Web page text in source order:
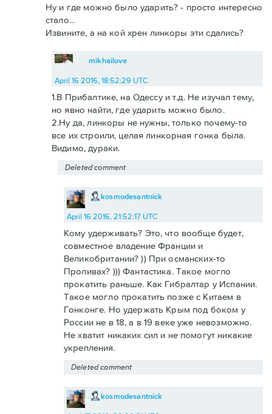
Ну и где можно было ударить? - просто интересно
стало...
Извините, а на кой хрен линкоры эти сдались?
mikhailove
April 16 2016, 18:52:29 UTC
1.В Прибалтике, на Одессу и т.д. Не изучал тему,
но явно найти, где ударить можно было.
2.Ну да, линкоры не нужны, только почему-то
все их строили, целая линкорная гонка была.
Видимо, дураки.
Deleted comment
kosmodesantnick
April 16 2016, 21:52:17 UTC
Кому удерживать? Это, что вообще будет,
совместное владение Франции и
Великобритании? )) При османских-то
Проливах? ))) Фантастика. Такое могло
прокатить раньше. Как Гибралтар у Испании.
Такое могло прокатить позже с Китаем в
Гонконге. Но удержать Крым под боком у
России не в 18, а в 19 веке уже невозможно.
Не хватит никаких сил и не помогут никакие
укрепления.
Deleted comment
kosmodesantnick